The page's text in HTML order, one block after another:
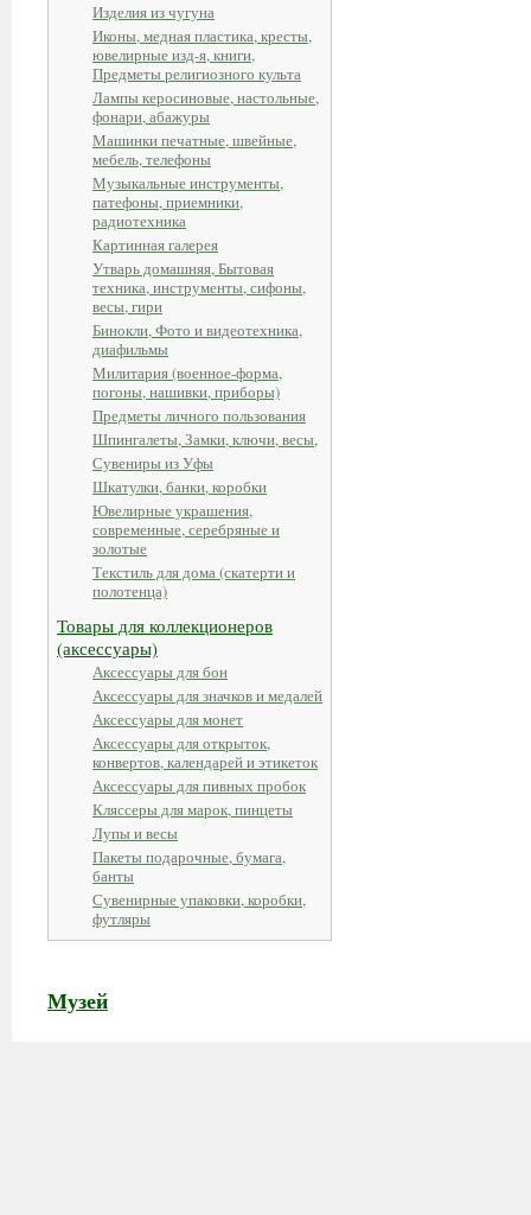
Изделия из чугуна
Иконы, медная пластика, кресты,
ювелирные изд-я, книги,
Предметы религиозного культа
Лампы керосиновые, настольные,
фонари, абажуры
Машинки печатные, швейные,
мебель, телефоны
Музыкальные инструменты,
патефоны, приемники,
радиотехника
Картинная галерея
Утварь домашняя, Бытовая
техника, инструменты, сифоны,
весы, гири
Бинокли, Фото и видеотехника,
диафильмы
Милитария (военное-форма,
погоны, нашивки, приборы)
Предметы личного пользования
Шпингалеты, Замки, ключи, весы,
Сувениры из Уфы
Шкатулки, банки, коробки
Ювелирные украшения,
современные, серебряные и
золотые
Текстиль для дома (скатерти и
полотенца)
Товары для коллекционеров
(аксессуары)
Аксессуары для бон
Аксессуары для значков и медалей
Аксессуары для монет
Аксессуары для открыток,
конвертов, календарей и этикеток
Аксессуары для пивных пробок
Кляссеры для марок, пинцеты
Лупы и весы
Пакеты подарочные, бумага,
банты
Сувенирные упаковки, коробки,
футляры
Музей